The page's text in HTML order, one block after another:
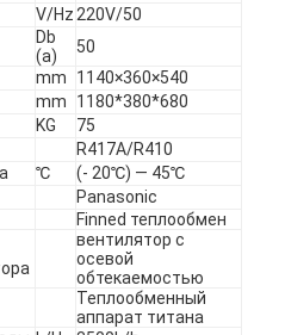
Slurry
источника
V/Hz 220V/50
Db
(a)
50
mm
1140×360×540
mm
1180*380*680
KG
75
R417A/R410
℃
(- 20℃) — 45℃
Panasonic
Finned теплообмен
вентилятор с
осевой
обтекаемостью
Теплообменный
аппарат титана